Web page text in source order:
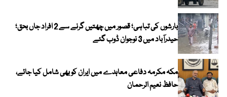
بارشوں کی تباہی؛ قصور میں چھتیں گرنے سے 2 افراد جاں بحق؛
حیدرآباد میں 3 نوجوان ڈوب گئے
مکہ مکرمہ دفاعی معاہدے میں ایران کو بھی شامل کیا جائے،
حافظ نعیم الرحمان